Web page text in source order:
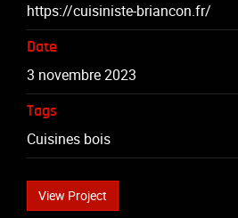
https://cuisiniste-briancon.fr/
Date
3 novembre 2023
Tags
Cuisines bois
View Project